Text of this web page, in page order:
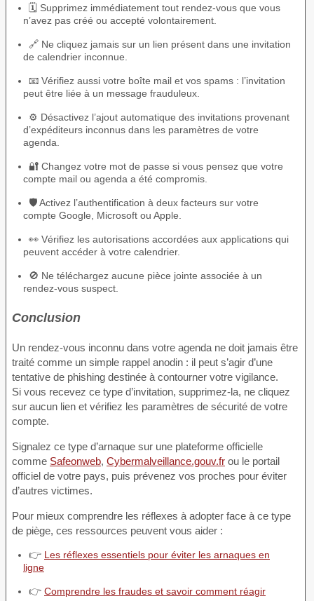
🗓️ Supprimez immédiatement tout rendez-vous que vous
n’avez pas créé ou accepté volontairement.
🔗 Ne cliquez jamais sur un lien présent dans une invitation
de calendrier inconnue.
📧 Vérifiez aussi votre boîte mail et vos spams : l’invitation
peut être liée à un message frauduleux.
⚙️ Désactivez l’ajout automatique des invitations provenant
d’expéditeurs inconnus dans les paramètres de votre
agenda.
🔐 Changez votre mot de passe si vous pensez que votre
compte mail ou agenda a été compromis.
🛡️ Activez l’authentification à deux facteurs sur votre
compte Google, Microsoft ou Apple.
👀 Vérifiez les autorisations accordées aux applications qui
peuvent accéder à votre calendrier.
🚫 Ne téléchargez aucune pièce jointe associée à un
rendez-vous suspect.
Conclusion
Un rendez-vous inconnu dans votre agenda ne doit jamais être
traité comme un simple rappel anodin : il peut s’agir d’une
tentative de phishing destinée à contourner votre vigilance.
Si vous recevez ce type d’invitation, supprimez-la, ne cliquez
sur aucun lien et vérifiez les paramètres de sécurité de votre
compte.
Signalez ce type d’arnaque sur une plateforme officielle
comme Safeonweb, Cybermalveillance.gouv.fr ou le portail
officiel de votre pays, puis prévenez vos proches pour éviter
d’autres victimes.
Pour mieux comprendre les réflexes à adopter face à ce type
de piège, ces ressources peuvent vous aider :
👉 Les réflexes essentiels pour éviter les arnaques en
ligne
👉 Comprendre les fraudes et savoir comment réagir